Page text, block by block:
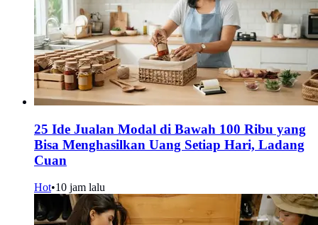
25 Ide Jualan Modal di Bawah 100 Ribu yang
Bisa Menghasilkan Uang Setiap Hari, Ladang
Cuan
Hot•10 jam lalu